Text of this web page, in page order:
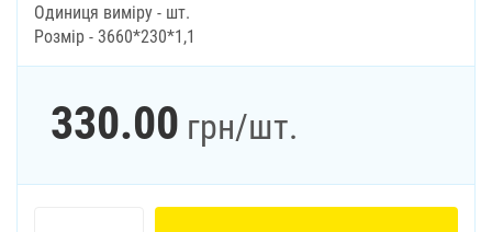
Одиниця виміру - шт.
Розмір - 3660*230*1,1
330.00 грн/шт.